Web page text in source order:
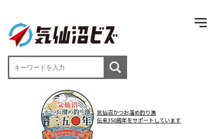
気仙沼かつお溜め釣り漁
伝来350周年をサポートしています